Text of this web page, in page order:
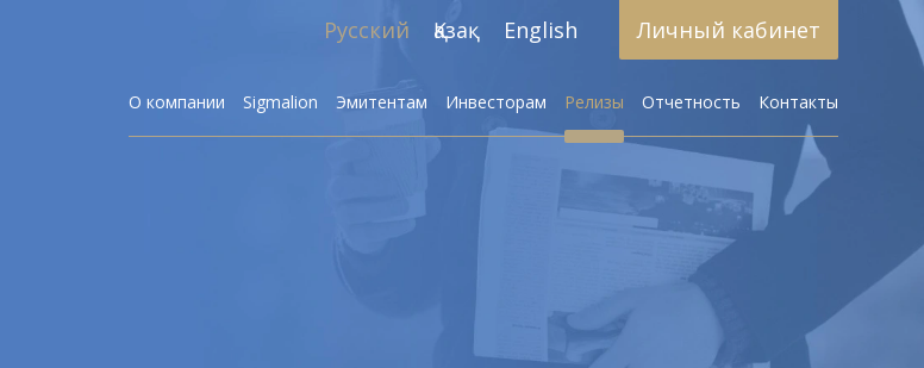
Русский Қазақ English Личный кабинет
О компании Sigmalion Эмитентам Инвесторам Релизы Отчетность Контакты